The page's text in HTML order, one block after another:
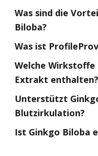
Was sind die
Biloba?
Was ist
Welche Wirkstoffe
Extrakt enthalten?
Unterstützt
Blutzirkulation?
Ist Ginkgo Biloba